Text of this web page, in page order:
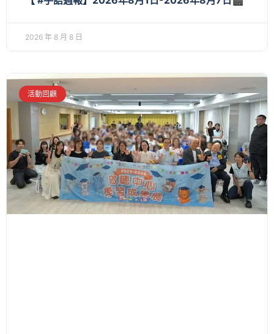
2026 年 8 月 8 日
活動回顧